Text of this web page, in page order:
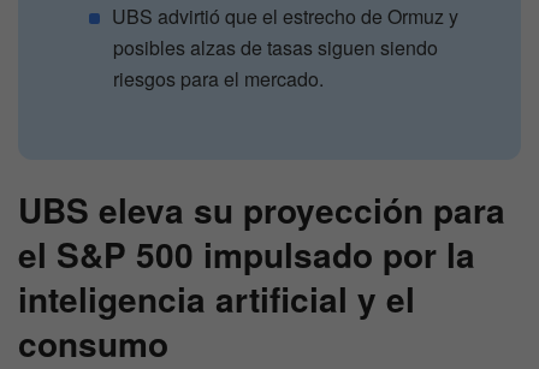
UBS advirtió que el estrecho de Ormuz y
posibles alzas de tasas siguen siendo
riesgos para el mercado.
UBS eleva su proyección para
el S&P 500 impulsado por la
inteligencia artificial y el
consumo